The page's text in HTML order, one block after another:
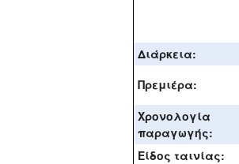
Διάρκεια:
Πρεμιέρα:
Χρονολογία
παραγωγής:
Είδος ταινίας: